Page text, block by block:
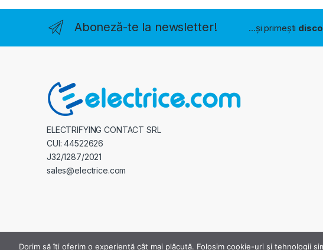
Aboneză-te la newsletter! ...și primești
ELECTRIFYING CONTACT SRL
CUI: 44522626
J32/1287/2021
sales@electrice.com
Dorim să îți oferim o experiență cât mai plăcută. Folosim cookie-uri și tehnologii